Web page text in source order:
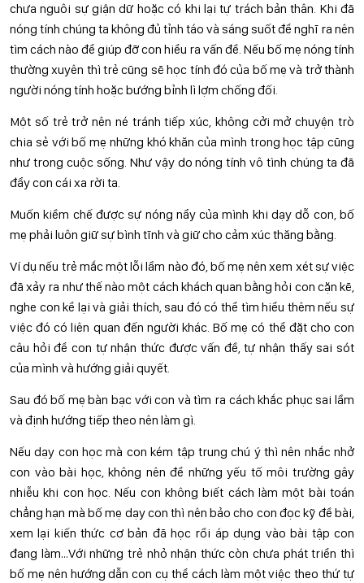
chưa nguôi sự giận dữ hoặc có khi lại tự trách bản thân. Khi đã
nóng tính chúng ta không đủ tỉnh táo và sáng suốt để nghĩ ra nên
tìm cách nào để giúp đỡ con hiểu ra vấn đề. Nếu bố mẹ nóng tính
thường xuyên thì trẻ cũng sẽ học tính đó của bố mẹ và trở thành
người nóng tính hoặc bướng bỉnh lì lợm chống đối.
Một số trẻ trở nên né tránh tiếp xúc, không cởi mở chuyện trò
chia sẻ với bố mẹ những khó khăn của mình trong học tập cũng
như trong cuộc sống. Như vậy do nóng tính vô tình chúng ta đã
đẩy con cái xa rời ta.
Muốn kiềm chế được sự nóng nẩy của mình khi dạy dỗ con, bố
mẹ phải luôn giữ sự bình tĩnh và giữ cho cảm xúc thăng bằng.
Ví dụ nếu trẻ mắc một lỗi lầm nào đó, bố mẹ nên xem xét sự việc
đã xảy ra như thế nào một cách khách quan bằng hỏi con cặn kẽ,
nghe con kể lại và giải thích, sau đó có thể tìm hiểu thêm nếu sự
việc đó có liên quan đến người khác. Bố mẹ có thể đặt cho con
câu hỏi để con tự nhận thức được vấn đề, tự nhận thấy sai sót
của mình và hướng giải quyết.
Sau đó bố mẹ bàn bạc với con và tìm ra cách khắc phục sai lầm
và định hướng tiếp theo nên làm gì.
Nếu dạy con học mà con kém tập trung chú ý thì nên nhắc nhở
con vào bài học, không nên để những yếu tố môi trường gây
nhiễu khi con học. Nếu con không biết cách làm một bài toán
chẳng hạn mà bố mẹ dạy con thì nên bảo cho con đọc kỹ đề bài,
xem lại kiến thức cơ bản đã học rồi áp dụng vào bài tập con
đang làm…Với những trẻ nhỏ nhận thức còn chưa phát triển thì
bố mẹ nên hướng dẫn con cụ thể cách làm một việc theo thứ tự